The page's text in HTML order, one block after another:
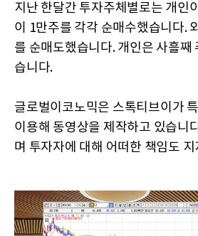
지난 한달간 투자주체별로는 개인
이 1만주를 각각 순매수했습니다.
를 순매도했습니다. 개인은 사흘째
습니다.
글로벌이코노믹은 스톡티브이가
이용해 동영상을 제작하고 있습니
며 투자자에 대해 어떠한 책임도